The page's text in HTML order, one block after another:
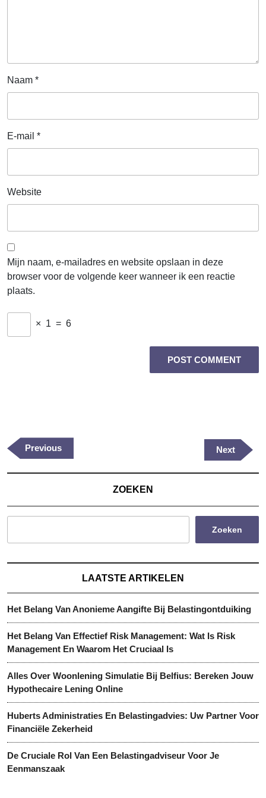
Naam *
E-mail *
Website
Mijn naam, e-mailadres en website opslaan in deze
browser voor de volgende keer wanneer ik een reactie
plaats.
× 1 = 6
Previous
Post
Previous
Next
Post
Next
ZOEKEN
Zoeken
LAATSTE ARTIKELEN
Het Belang Van Anonieme Aangifte Bij Belastingontduiking
Het Belang Van Effectief Risk Management: Wat Is Risk
Management En Waarom Het Cruciaal Is
Alles Over Woonlening Simulatie Bij Belfius: Bereken Jouw
Hypothecaire Lening Online
Huberts Administraties En Belastingadvies: Uw Partner Voor
Financiële Zekerheid
De Cruciale Rol Van Een Belastingadviseur Voor Je
Eenmanszaak